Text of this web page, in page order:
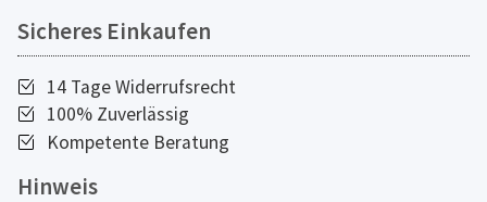
Sicheres Einkaufen
14 Tage Widerrufsrecht
100% Zuverlässig
Kompetente Beratung
Hinweis